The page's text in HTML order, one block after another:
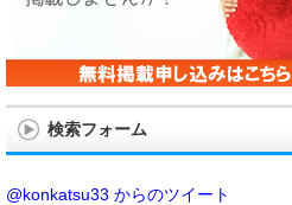
検索フォーム
@konkatsu33 からのツイート